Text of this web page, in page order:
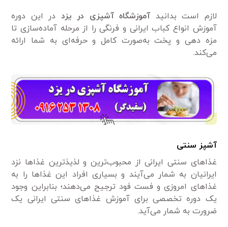
لازم است بدانید آموزشگاه آشپزی در یزد در این دوره
آموزش انواع کباب ایرانی و فرنگی را از مرحله آماده‌سازی تا
مزه دهی و پخت به‌صورت کامل و حرفه‌ای به شما ارائه
می‌کند.
آشپز سنتی
غذا‌های سنتی ایرانی از محبوب‌ترین و لذیذ‌ترین غذا‌ها نزد
ایرانیان به شمار می‌آیند و بسیاری افراد این غذا‌ها را به
غذا‌های امروزی و فست فود ترجیح می‌دهند؛ بنابراین وجود
یک دوره تخصصی برای آموزش غذا‌های سنتی ایرانی یک
ضرورت به شمار می‌آید.